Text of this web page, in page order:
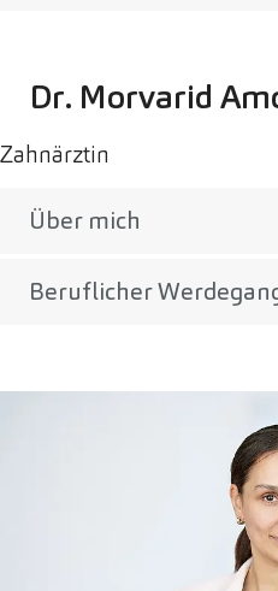
Dr. Morvarid
Zahnärztin
Über mich
Beruflicher